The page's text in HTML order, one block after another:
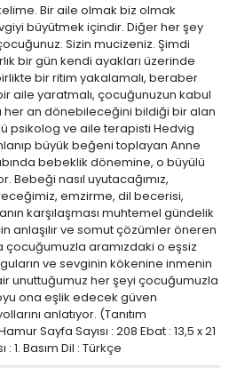
Bir aile olmak biz olmak
büyütmek içindir. Diğer her şey
Sizin mucizeniz. Şimdi
bir gün kendi ayakları üzerinde
bir ritim yakalamalı, beraber
aile yaratmalı, çocuğunuzun kabul
an dönebileceğini bildiği bir alan
psikolog ve aile terapisti Hedvig
büyük beğeni toplayan Anne
bebeklik dönemine, o büyülü
Bebeği nasıl uyutacağımız,
emzirme, dil becerisi,
karşılaşması muhtemel gündelik
anlaşılır ve somut çözümler öneren
çocuğumuzla aramızdaki o eşsiz
ve sevginin kökenine inmenin
unuttuğumuz her şeyi çocuğumuzla
ona eşlik edecek güven
anlatıyor. (Tanıtım
Sayfa Sayısı : 208 Ebat : 13,5 x 21
: 1. Basım Dil : Türkçe